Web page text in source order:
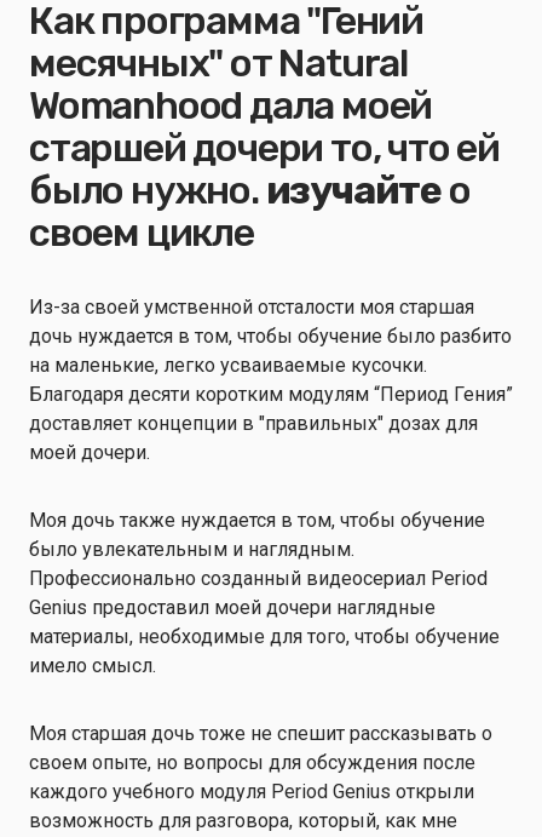
Как программа "Гений
месячных" от Natural
Womanhood дала моей
старшей дочери то, что ей
было нужно.изучайтео
своем цикле
Из-за своей умственной отсталости моя старшая
дочь нуждается в том, чтобы обучение было разбито
на маленькие, легко усваиваемые кусочки.
Благодаря десяти коротким модулям “Период Гения”
доставляет концепции в "правильных" дозах для
моей дочери.
Моя дочь также нуждается в том, чтобы обучение
было увлекательным и наглядным.
Профессионально созданный видеосериал Period
Genius предоставил моей дочери наглядные
материалы, необходимые для того, чтобы обучение
имело смысл.
Моя старшая дочь тоже не спешит рассказывать о
своем опыте, но вопросы для обсуждения после
каждого учебного модуля Period Genius открыли
возможность для разговора, который, как мне